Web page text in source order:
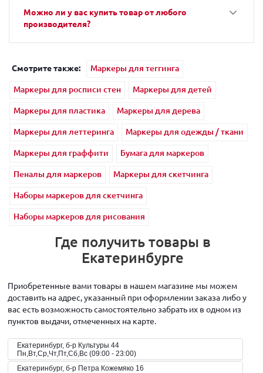
Можно ли у вас купить товар от любого
производителя?
Смотрите также:
Маркеры для теггинга
Маркеры для росписи стен
Маркеры для детей
Маркеры для пластика
Маркеры для дерева
Маркеры для леттеринга
Маркеры для одежды / ткани
Маркеры для граффити
Бумага для маркеров
Пеналы для маркеров
Маркеры для скетчинга
Наборы маркеров для скетчинга
Наборы маркеров для рисования
Где получить товары в
Екатеринбурге
Приобретенные вами товары в нашем магазине мы можем
доставить на адрес, указанный при оформлении заказа либо у
вас есть возможность самостоятельно забрать их в одном из
пунктов выдачи, отмеченных на карте.
Екатеринбург, б-р Культуры 44
Пн,Вт,Ср,Чт,Пт,Сб,Вс (09:00 - 23:00)
Екатеринбург, б-р Петра Кожемяко 16